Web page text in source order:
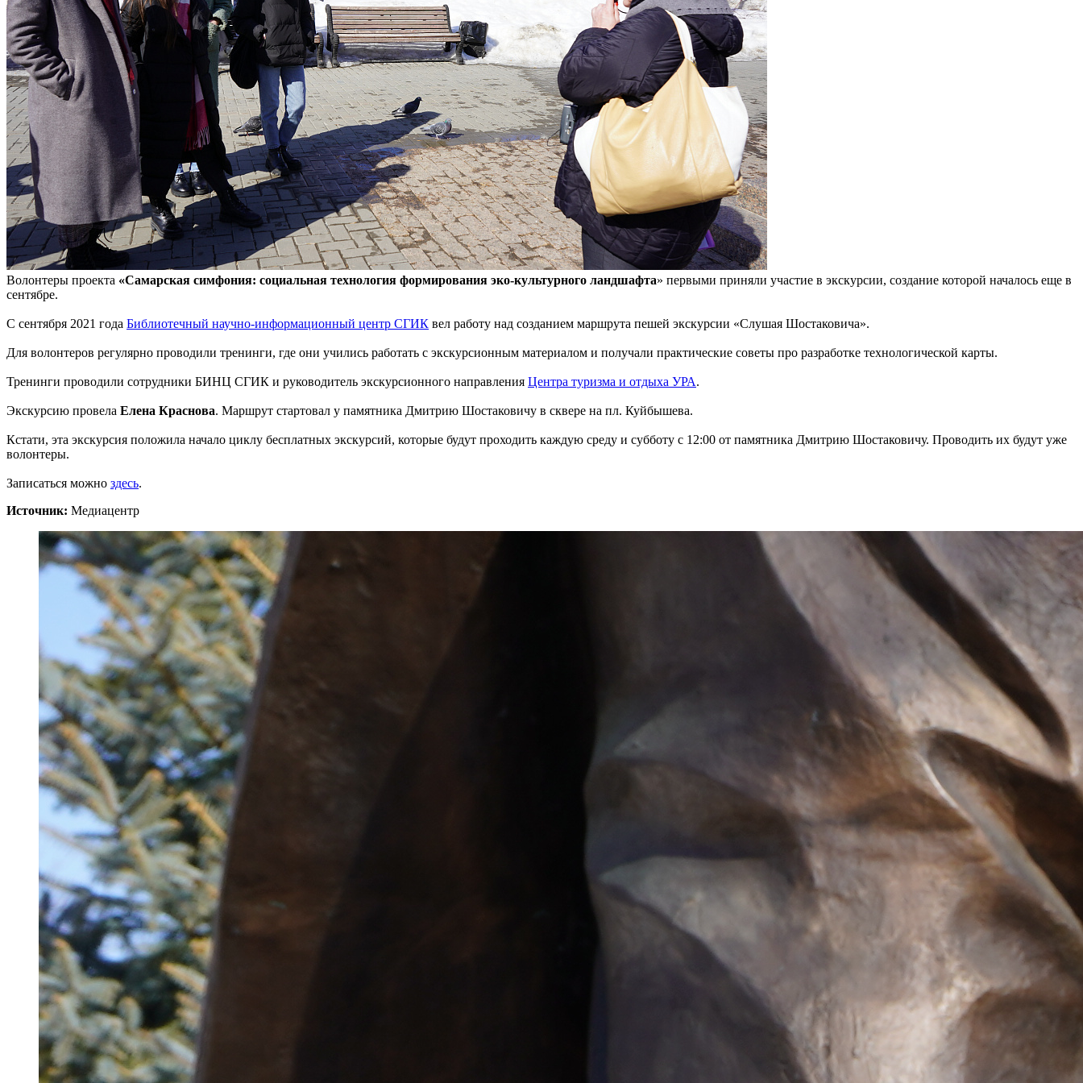
Волонтеры проекта «Самарская симфония: социальная технология формирования эко-культурного ландшафта» первыми приняли участие в экскурсии, создание которой началось еще в
сентябре.
С сентября 2021 года Библиотечный научно-информационный центр СГИК вел работу над созданием маршрута пешей экскурсии «Слушая Шостаковича».
Для волонтеров регулярно проводили тренинги, где они учились работать с экскурсионным материалом и получали практические советы про разработке технологической карты.
Тренинги проводили сотрудники БИНЦ СГИК и руководитель экскурсионного направления Центра туризма и отдыха УРА.
Экскурсию провела Елена Краснова. Маршрут стартовал у памятника Дмитрию Шостаковичу в сквере на пл. Куйбышева.
Кстати, эта экскурсия положила начало циклу бесплатных экскурсий, которые будут проходить каждую среду и субботу с 12:00 от памятника Дмитрию Шостаковичу. Проводить их будут уже
волонтеры.
Записаться можно здесь.
Источник: Медиацентр